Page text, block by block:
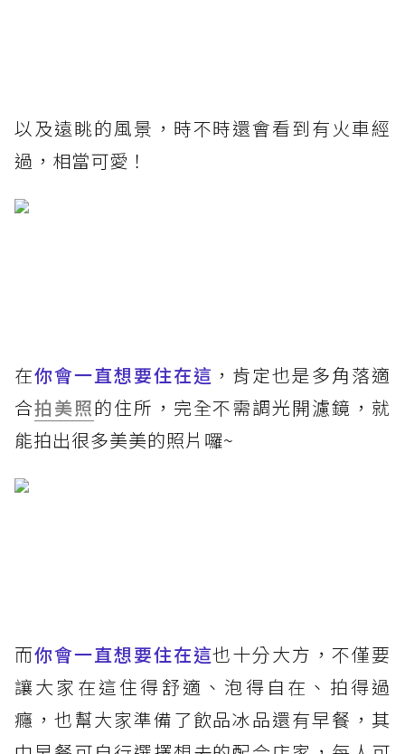
以及遠眺的風景，時不時還會看到有火車經
過，相當可愛！
在你會一直想要住在這 ，肯定也是多角落適
合拍美照的住所，完全不需調光開濾鏡，就
能拍出很多美美的照片囉~
而你會一直想要住在這也十分大方，不僅要
讓大家在這住得舒適、泡得自在、拍得過
癮，也幫大家準備了飲品冰品還有早餐，其